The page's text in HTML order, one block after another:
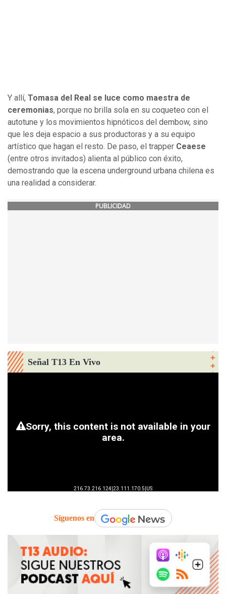
Y allí, Tomasa del Real se luce como maestra de
ceremonias, porque no brilla sola en su coqueteo con el
autotune y los movimientos hipnóticos del dembow, sino
que les deja espacio a sus productoras y a su equipo
artístico que hagan el resto. De paso, el trapper Ceaese
(entre otros invitados) alienta al público con éxito,
demostrando que la escena underground urbana chilena es
una realidad a considerar.
PUBLICIDAD
Señal T13 En Vivo
Síguenos en